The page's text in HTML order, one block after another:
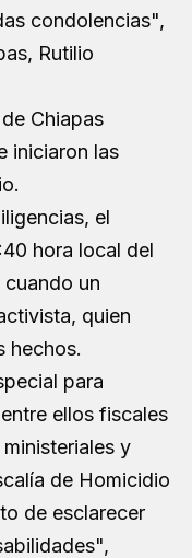
condolencias",
Rutilio
Chiapas
iniciaron las
el
hora local del
cuando un
quien
hechos.
para
ellos fiscales
y
de Homicidio
de esclarecer